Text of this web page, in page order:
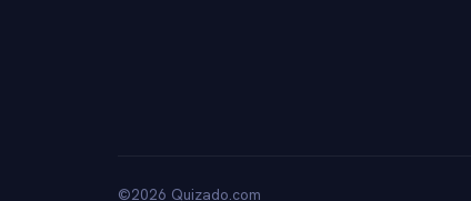
©2026 Quizado.com